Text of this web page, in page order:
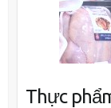
Thực